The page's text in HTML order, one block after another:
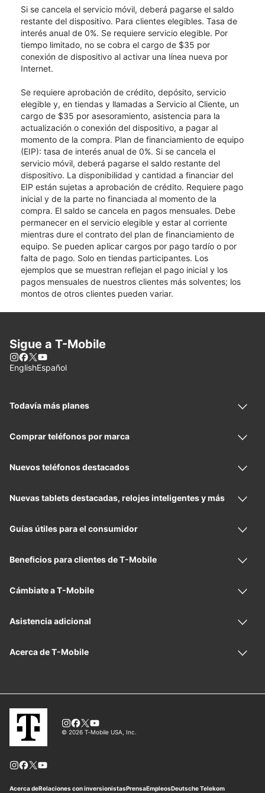
Si se cancela el servicio móvil, deberá pagarse el saldo
restante del dispositivo. Para clientes elegibles. Tasa de
interés anual de 0%. Se requiere servicio elegible. Por
tiempo limitado, no se cobra el cargo de $35 por
conexión de dispositivo al activar una línea nueva por
Internet.
Se requiere aprobación de crédito, depósito, servicio
elegible y, en tiendas y llamadas a Servicio al Cliente, un
cargo de $35 por asesoramiento, asistencia para la
actualización o conexión del dispositivo, a pagar al
momento de la compra. Plan de financiamiento de equipo
(EIP): tasa de interés anual de 0%. Si se cancela el
servicio móvil, deberá pagarse el saldo restante del
dispositivo. La disponibilidad y cantidad a financiar del
EIP están sujetas a aprobación de crédito. Requiere pago
inicial y de la parte no financiada al momento de la
compra. El saldo se cancela en pagos mensuales. Debe
permanecer en el servicio elegible y estar al corriente
mientras dure el contrato del plan de financiamiento de
equipo. Se pueden aplicar cargos por pago tardío o por
falta de pago. Solo en tiendas participantes. Los
ejemplos que se muestran reflejan el pago inicial y los
pagos mensuales de nuestros clientes más solventes; los
montos de otros clientes pueden variar.